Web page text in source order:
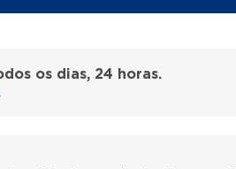
os dias, 24 horas.